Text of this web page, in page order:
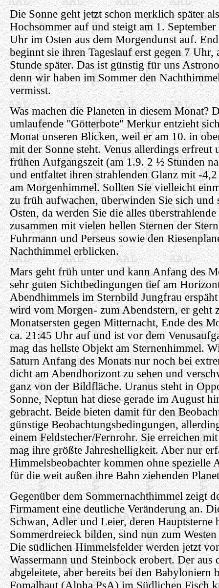
Die Sonne geht jetzt schon merklich später
Hochsommer auf und steigt am 1.
Uhr im Osten aus dem Morgendunst auf.
beginnt sie ihren Tageslauf erst gegen 7 Uhr,
Stunde später. Das ist günstig für uns
denn wir haben im Sommer den
vermisst.
Was machen die Planeten in diesem Monat?
umlaufende "Götterbote" Merkur entzieht
Monat unseren Blicken, weil er am 10. in
mit der Sonne steht. Venus allerdings erfreut
frühen Aufgangszeit (am 1.9. 2 ½ Stunden
und entfaltet ihren strahlenden Glanz mit -
am Morgenhimmel. Sollten Sie vielleicht
zu früh aufwachen, überwinden Sie sich und
Osten, da werden Sie die alles überstrahlende
zusammen mit vielen hellen Sternen der
Fuhrmann und Perseus sowie den
Nachthimmel erblicken.
Mars geht früh unter und kann Anfang des
sehr guten Sichtbedingungen tief am
Abendhimmels im Sternbild Jungfrau
wird vom Morgen- zum Abendstern, er geht
Monatsersten gegen Mitternacht, Ende des
ca. 21:45 Uhr auf und ist vor dem
mag das hellste Objekt am Sternenhimmel.
Saturn Anfang des Monats nur noch bei
dicht am Abendhorizont zu sehen und
ganz von der Bildfläche. Uranus steht in
Sonne, Neptun hat diese gerade im August
gebracht. Beide bieten damit für den
günstige Beobachtungsbedingungen,
einem Feldstecher/Fernrohr. Sie erreichen
mag ihre größte Jahreshelligkeit. Aber nur
Himmelsbeobachter kommen ohne spezielle
für die weit außen ihre Bahn ziehenden
Gegenüber dem Sommernachthimmel zeigt
Firmament eine deutliche Veränderung an.
Schwan, Adler und Leier, deren Hauptsterne
Sommerdreieck bilden, sind nun zum
Die südlichen Himmelsfelder werden jetzt
Wassermann und Steinbock erobert. Der aus
abgeleitete, aber bereits bei den Babyloniern
Fomalhaut (Alpha PsA) im Südlichen Fisch